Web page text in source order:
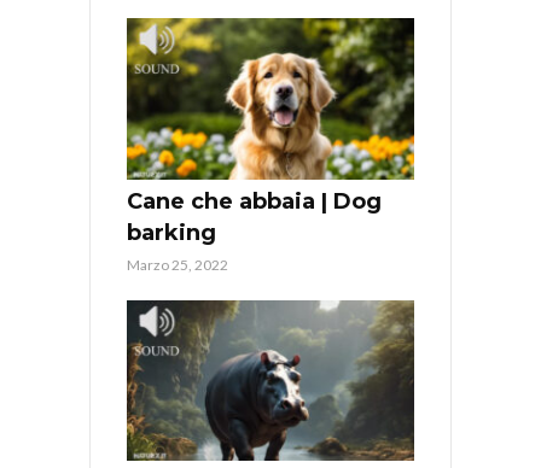
Cane che abbaia | Dog
barking
Marzo 25, 2022